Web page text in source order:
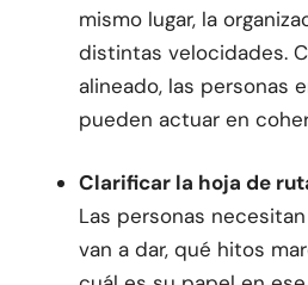
mismo lugar, la
distintas velocidades.
alineado, las personas
pueden actuar en
Clarificar la hoja de
Las personas
van a dar, qué hitos